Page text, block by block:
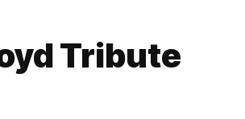
Tribute